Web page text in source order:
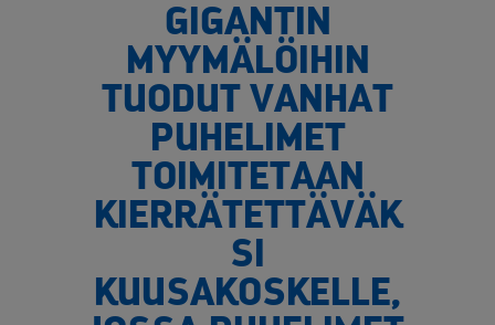
GIGANTIN
MYYMÄLÖIHIN
TUODUT VANHAT
PUHELIMET
TOIMITETAAN
KIERRÄTETTÄVÄK
SI
KUUSAKOSKELLE,